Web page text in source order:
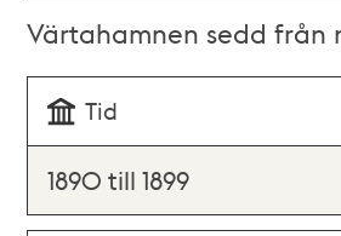
Värtahamnen sedd från
Tid
1890 till 1899